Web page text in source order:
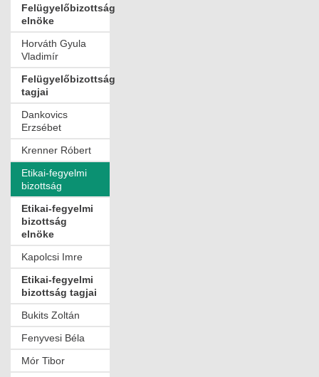
SZAKCSOPORTOK
ELEKTROTECHNIKAI
ÉPÜLETGÉPÉSZETI
GEODÉZIAI ÉS GEOINFORMATIKAI
KÖZLEKEDÉSI
TARTÓSZERKEZETI
VÍZÉPÍTÉSI ÉS VÍZGAZDÁLKODÁSI
HÍRKÖZLÉSI ÉS INFORMATIKAI
TOVÁBBKÉPZÉSI KÖTELEZETTSÉGEK
Felügyelőbizottság
elnöke
Horváth Gyula
Vladimír
Felügyelőbizottság
tagjai
Dankovics
Erzsébet
Krenner Róbert
Etikai-fegyelmi
bizottság
Etikai-fegyelmi
bizottság
elnöke
Kapolcsi Imre
Etikai-fegyelmi
bizottság tagjai
Bukits Zoltán
Fenyvesi Béla
Mór Tibor